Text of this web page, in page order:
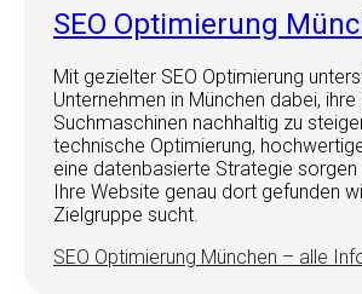
SEO Optimierung
Mit gezielter SEO Optimierung
Unternehmen in München dabei,
Suchmaschinen nachhaltig zu
technische Optimierung,
eine datenbasierte Strategie sorgen
Ihre Website genau dort gefunden
Zielgruppe sucht.
SEO Optimierung München – alle